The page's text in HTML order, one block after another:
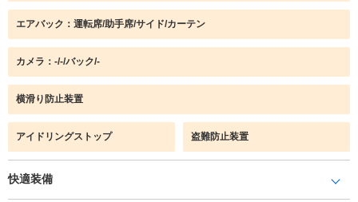
エアバック：運転席/助手席/サイド/カーテン
カメラ：-/-/バック/-
横滑り防止装置
アイドリングストップ 盗難防止装置
快適装備